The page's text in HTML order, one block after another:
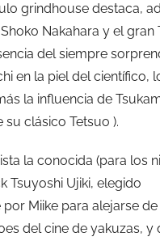
grindhouse destaca,
Nakahara y el gran
del siempre
en la piel del científico,
la influencia de
clásico Tetsuo ).
la conocida (para los
Tsuyoshi Ujiki, elegido
Miike para alejarse de
del cine de yakuzas, y